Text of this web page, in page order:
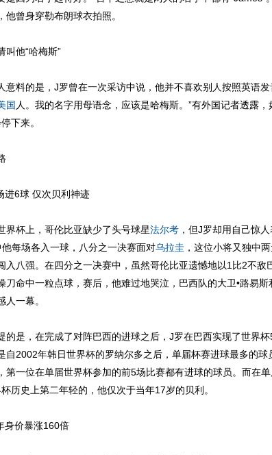
他曾身穿勒布朗球衣拍照。
他“哈梅斯”
料的是，J罗曾在一次采访中说，他并不喜欢别人按照英语发
国 人。我的名字用母语念，应该是哈梅斯。”有外国记者透露，
下来。
6球 仅次贝利神迹
杯上，哥伦比亚缺少了头号球星法尔考 ，但J罗却用自己惊
每场各入一球，八分之一决赛面对乌拉圭 ，这位小将又独中
入八强。在四分之一决赛中，虽然哥伦比亚遗憾地以1比2不敌
刀命中一粒点球，赛后，他难过地哭泣，巴西队的大卫•路易斯
人一幕。
是，在完成了对阵巴西的进球之后，J罗在巴西实现了世界杯
自2002年韩日世界杯的罗纳尔多之后，单届杯赛进球最多的球
第一位在单届世界杯参加的前5场比赛都有进球的球员。而在
历史上第二年轻的，他仅次于当年17岁的贝利。
价暴涨160倍